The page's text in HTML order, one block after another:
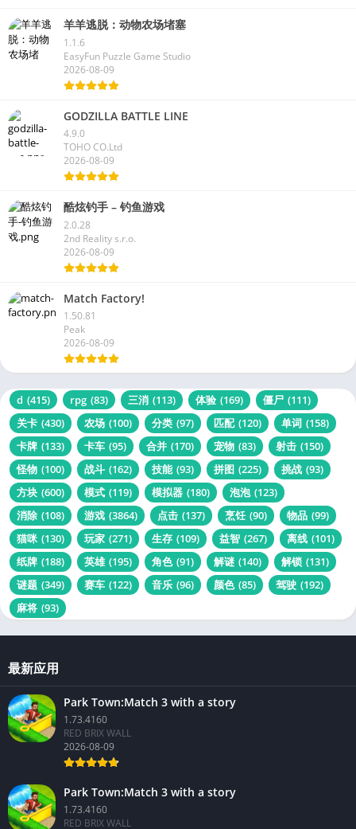
羊羊逃脱：动物农场堵塞
1.1.6
EasyFun Puzzle Game Studio
GODZILLA BATTLE LINE
4.9.0
TOHO CO.Ltd
酷炫钓手 – 钓鱼游戏
2.0.28
2nd Reality s.r.o.
Match Factory!
1.50.81
Peak
d (415) rpg (83) 三消 (113) 体验 (169) 僵尸 (111)
关卡 (430) 农场 (100) 分类 (97) 匹配 (120) 单词 (158)
卡牌 (133) 卡车 (95) 合并 (170) 宠物 (83) 射击 (150)
怪物 (100) 战斗 (162) 技能 (93) 拼图 (225) 挑战
方块 (600) 模式 (119) 模拟器 (180) 泡泡 (123)
消除 (108) 游戏 (3864) 点击 (137) 烹饪 (90) 物品 (99)
猫咪 (130) 玩家 (271) 生存 (109) 益智 (267) 离线 (101)
纸牌 (188) 英雄 (195) 角色 (91) 解谜 (140) 解锁 (131)
谜题 (349)
麻将 (93)
最新应用
Park Town:Match 3 with a story
1.73.4160
RED BRIX WALL
Park Town:Match 3 with a story